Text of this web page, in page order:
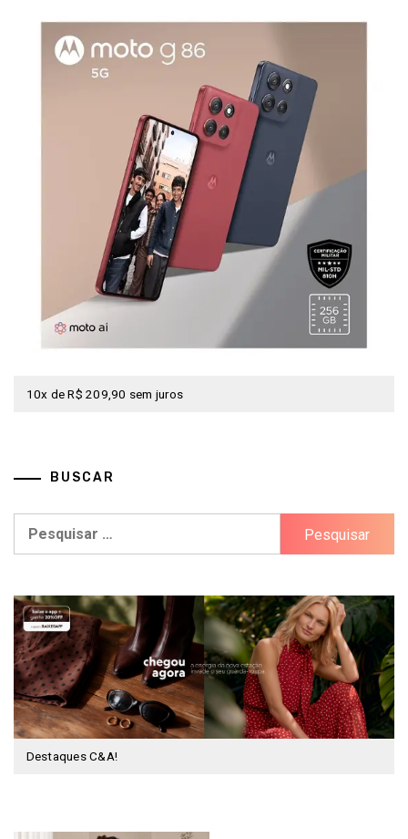
10x de R$ 209,90 sem juros
BUSCAR
Pesquisar
Destaques C&A!